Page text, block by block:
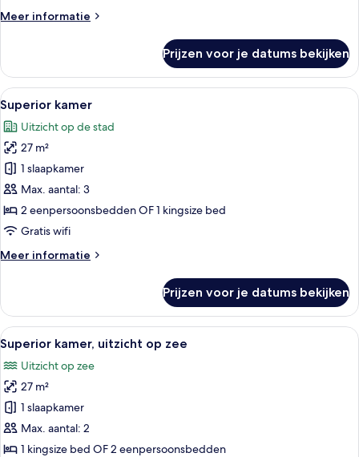
Meer informatie
Meer
kamer,
uitzicht
op
zee
Prijzen voor je datums bekijken
Alle
foto's
voor
Superior
kamer
laden
Een moderne hotelkamer met een
5
Superior kamer
Uitzicht op de stad
27 m²
1 slaapkamer
Max. aantal: 3
2 eenpersoonsbedden OF 1 kingsize bed
Gratis wifi
Meer informatie
Meer
kamer
Prijzen voor je datums bekijken
Alle
foto's
voor
Superior
kamer,
uitzicht
op
Een hotelkamer met een groot bed,
7
Superior kamer, uitzicht op zee
Uitzicht op zee
27 m²
1 slaapkamer
Max. aantal: 2
1 kingsize bed OF 2 eenpersoonsbedden